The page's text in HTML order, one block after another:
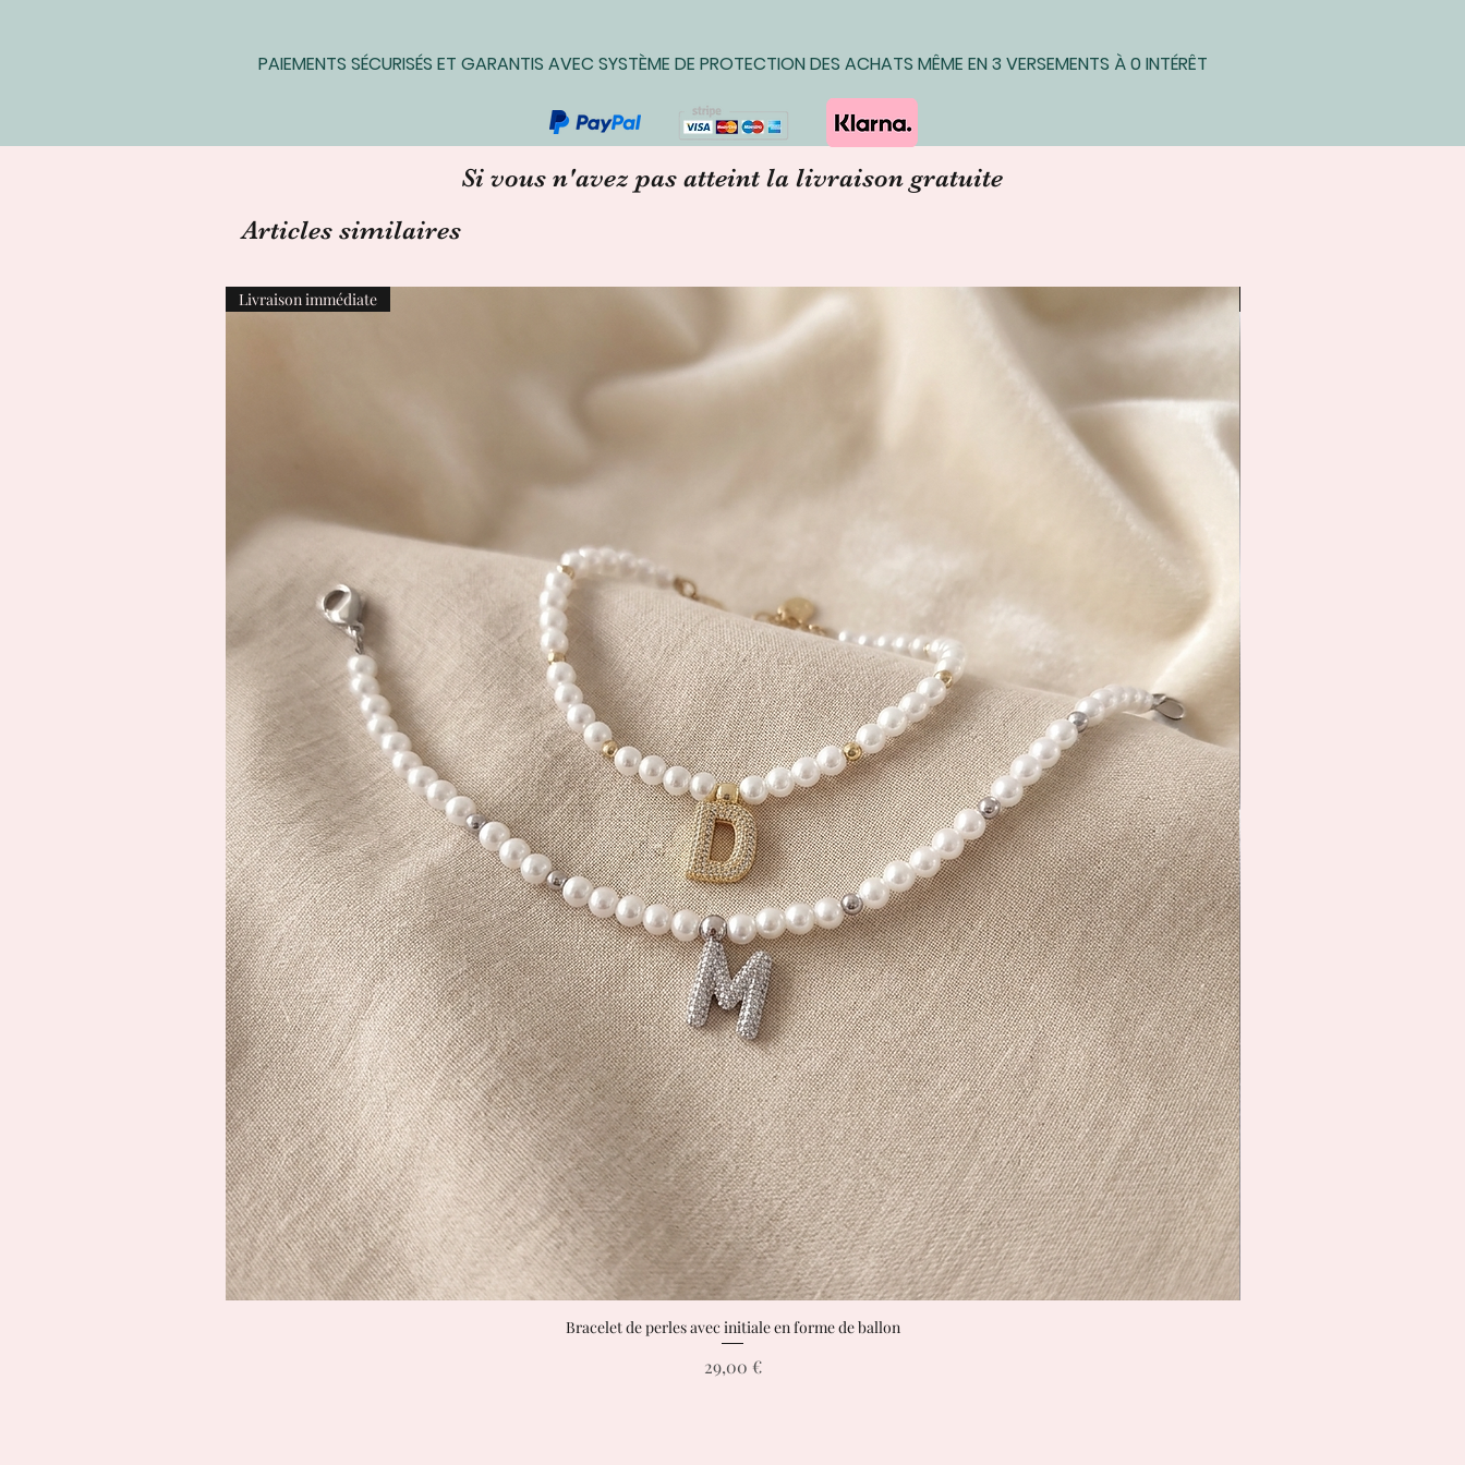
PAIEMENTS SÉCURISÉS ET GARANTIS AVEC SYSTÈME DE PROTECTION DES ACHATS MÊME EN 3 VERSEMENTS À 0 INTÉRÊT
Si vous n'avez pas atteint la livraison gratuite
Articles similaires
Aperçu rapide
Livraison immédiate
Bracelet de perles avec initiale en forme de ballon
Prix
29,00 €